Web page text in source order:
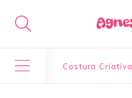
Costura Criativa